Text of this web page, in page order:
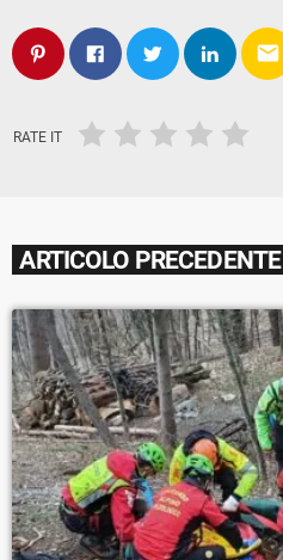
email
RATE IT
ARTICOLO PRECEDENTE